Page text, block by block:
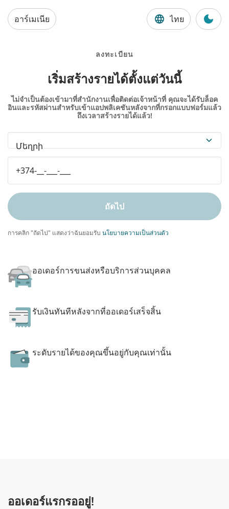
อาร์เมเนีย ไทย
ลงทะเบียน
เริ่มสร้างรายได้ตั้งแต่วันนี้
ไม่จำเป็นต้องเข้ามาที่สำนักงานเพื่อติดต่อเจ้าหน้าที่ คุณจะได้รับล็อค
อินและรหัสผ่านสำหรับเข้าแอปพลิเคชันหลังจากที่กรอกแบบฟอร์มแล้ว
ถึงเวลาสร้างรายได้แล้ว!
Մեղրի
ถัดไป
การคลิก "ถัดไป" แสดงว่าฉันยอมรับ นโยบายความเป็นส่วนตัว
ออเดอร์การขนส่งหรือบริการส่วนบุคคล
รับเงินทันทีหลังจากที่ออเดอร์เสร็จสิ้น
ระดับรายได้ของคุณขึ้นอยู่กับคุณเท่านั้น
ออเดอร์แรกรออยู่!